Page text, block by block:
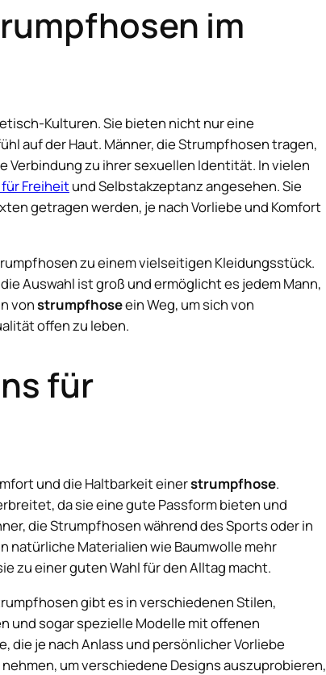
im
Kulturen. Sie bieten nicht nur eine
auf der Haut. Männer, die Strumpfhosen tragen,
zu ihrer sexuellen Identität. In vielen
Freiheitund Selbstakzeptanz angesehen. Sie
getragen werden, je nach Vorliebe und Komfort
zu einem vielseitigen Kleidungsstück.
Auswahl ist groß und ermöglicht es jedem Mann,
vonstrumpfhoseein Weg, um sich von
offen zu leben.
für
und die Haltbarkeit einerstrumpfhose.
da sie eine gute Passform bieten und
die Strumpfhosen während des Sports oder in
natürliche Materialien wie Baumwolle mehr
zu einer guten Wahl für den Alltag macht.
gibt es in verschiedenen Stilen,
und sogar spezielle Modelle mit offenen
die je nach Anlass und persönlicher Vorliebe
um verschiedene Designs auszuprobieren,